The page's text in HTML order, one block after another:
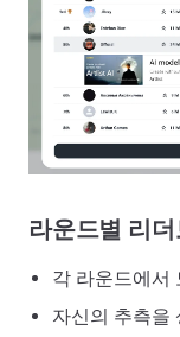
라운드별 리
각 라운드에서
자신의 추측을